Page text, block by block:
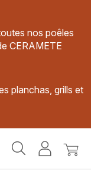
nos poêles
CERAMETE
planchas, grills et
MonMon